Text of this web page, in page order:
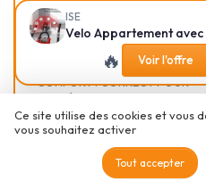
MAIS FRANCHEMENT
CORRECT POUR LE BUDGET
★★★★★
★★★★★
CONFORT : CORRECT POUR
MINUTES, MAIS LA SELLE
PIQUE UN PEU
ISE
🔥 Voir l'offre
Ce site utilise des cookies et vous
vous souhaitez activer
Tout accepter